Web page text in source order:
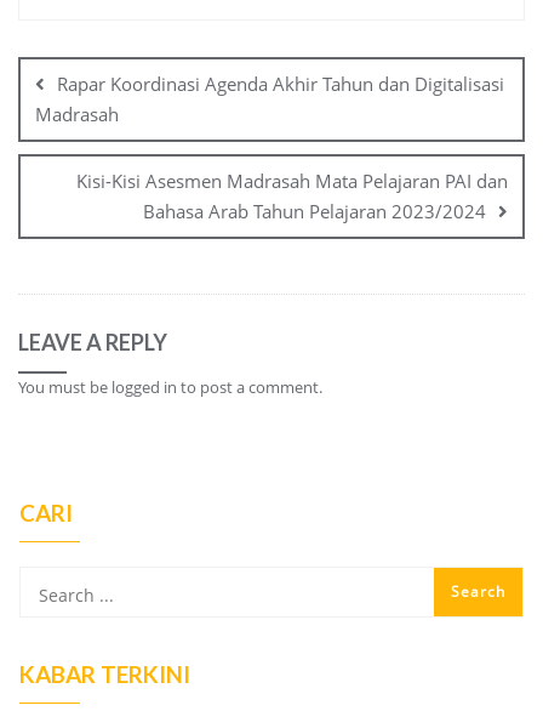
navigation
Rapar Koordinasi Agenda Akhir Tahun dan Digitalisasi
Madrasah
Kisi-Kisi Asesmen Madrasah Mata Pelajaran PAI dan
Bahasa Arab Tahun Pelajaran 2023/2024
LEAVE A REPLY
You must be logged in to post a comment.
CARI
KABAR TERKINI